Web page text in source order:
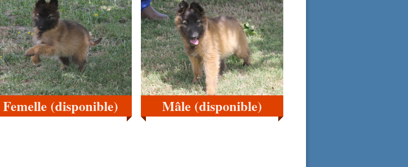
Femelle (disponible) Mâle (disponible)